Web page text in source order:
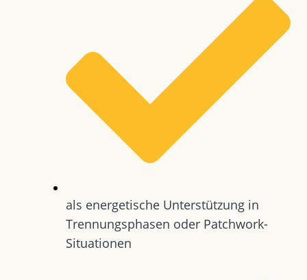
als energetische Unterstützung in
Trennungsphasen oder Patchwork-
Situationen